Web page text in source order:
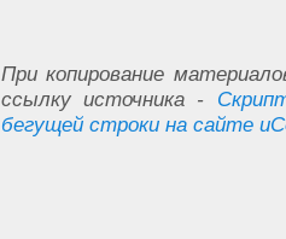
При копирование
ссылку источника -
бегущей строки на сайте